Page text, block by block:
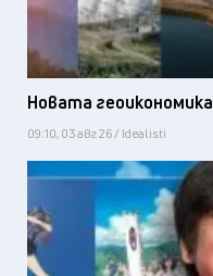
Новата геоикономика
09:10, 03 авг 26 / Idealisti